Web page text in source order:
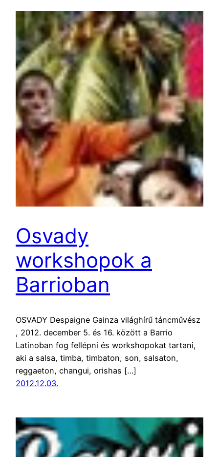
Osvady
workshopok a
Barrioban
OSVADY Despaigne Gainza világhírű táncművész
, 2012. december 5. és 16. között a Barrio
Latinoban fog fellépni és workshopokat tartani,
aki a salsa, timba, timbaton, son, salsaton,
reggaeton, changui, orishas […]
2012.12.03.